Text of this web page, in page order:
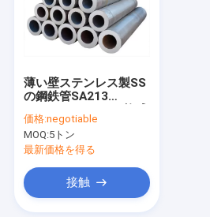
薄い壁ステンレス製SS
の鋼鉄管SA213
アパートの耐熱性
価格:negotiable
MOQ:5トン
最新価格を得る
接触